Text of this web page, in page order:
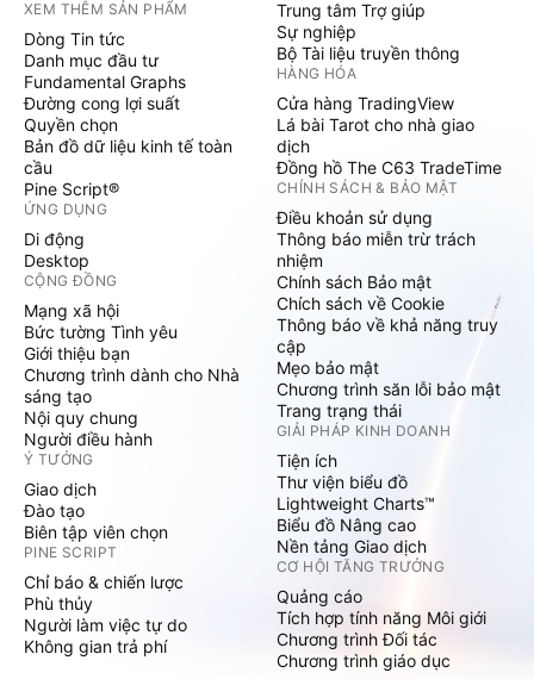
XEM THÊM SẢN PHẨM
Dòng Tin tức
Danh mục đầu tư
Fundamental Graphs
Đường cong lợi suất
Quyền chọn
Bản đồ dữ liệu kinh tế toàn
cầu
Pine Script®
ỨNG DỤNG
Di động
Desktop
CỘNG ĐỒNG
Mạng xã hội
Bức tường Tình yêu
Giới thiệu bạn
Chương trình dành cho Nhà
sáng tạo
Nội quy chung
Người điều hành
Ý TƯỞNG
Giao dịch
Đào tạo
Biên tập viên chọn
PINE SCRIPT
Chỉ báo & chiến lược
Phù thủy
Người làm việc tự do
Không gian trả phí
Trung tâm Trợ giúp
Sự nghiệp
Bộ Tài liệu truyền thông
HÀNG HÓA
Cửa hàng TradingView
Lá bài Tarot cho nhà giao
dịch
Đồng hồ The C63 TradeTime
CHÍNH SÁCH & BẢO MẬT
Điều khoản sử dụng
Thông báo miễn trừ trách
nhiệm
Chính sách Bảo mật
Chích sách về Cookie
Thông báo về khả năng truy
cập
Mẹo bảo mật
Chương trình săn lỗi bảo mật
Trang trạng thái
GIẢI PHÁP KINH DOANH
Tiện ích
Thư viện biểu đồ
Lightweight Charts™
Biểu đồ Nâng cao
Nền tảng Giao dịch
CƠ HỘI TĂNG TRƯỞNG
Quảng cáo
Tích hợp tính năng Môi giới
Chương trình Đối tác
Chương trình giáo dục